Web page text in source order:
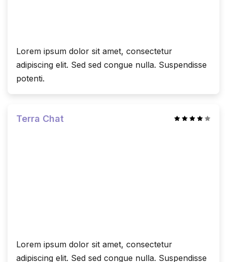
Lorem ipsum dolor sit amet, consectetur
adipiscing elit. Sed sed congue nulla. Suspendisse
potenti.
Terra Chat
Lorem ipsum dolor sit amet, consectetur
adipiscing elit. Sed sed congue nulla. Suspendisse